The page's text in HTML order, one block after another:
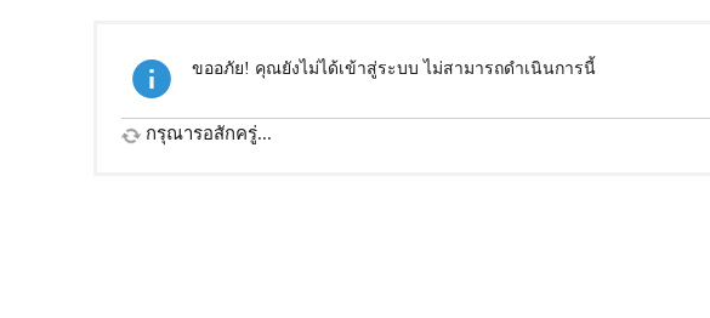
ขออภัย! คุณยังไม่ได้เข้าสู่ระบบ ไม่สามารถดำเนินการนี้
กรุณารอสักครู่...